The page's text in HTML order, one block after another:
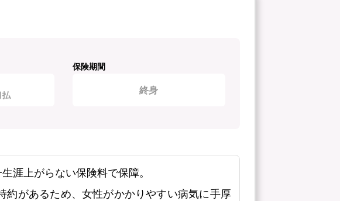
保険期間
終身
涯上がらない保険料で保障。
があるため、女性がかかりやすい病気に手厚